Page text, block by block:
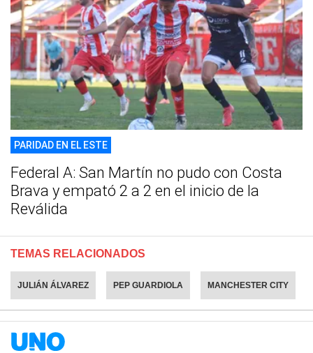
PARIDAD EN EL ESTE
Federal A: San Martín no pudo con Costa
Brava y empató 2 a 2 en el inicio de la
Reválida
TEMAS RELACIONADOS
JULIÁN ÁLVAREZ PEP GUARDIOLA MANCHESTER CITY